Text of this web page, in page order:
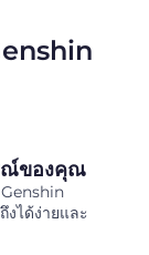
ณ์ของคุณ
งได้ง่ายและ